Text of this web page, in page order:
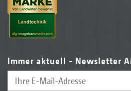
Immer aktuell - Newsletter